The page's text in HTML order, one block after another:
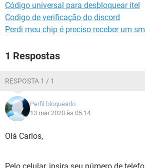
Código universal para desbloquear itel
Codigo de verificação do discord
Perdi meu chip é preciso receber um
1 Respostas
RESPOSTA 1 / 1
Perfil bloqueado
13 mar 2020 às 05:14
Olá Carlos,